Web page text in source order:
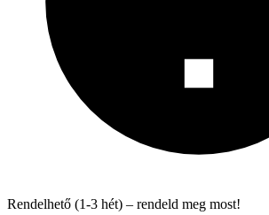
Rendelhető (1-3 hét) – rendeld meg most!